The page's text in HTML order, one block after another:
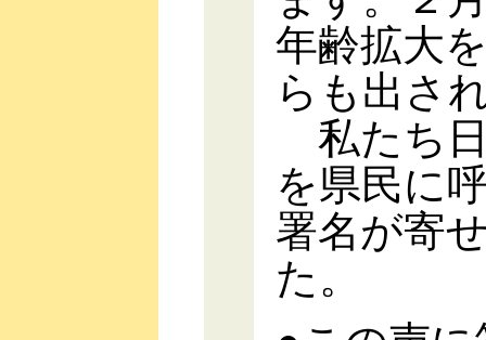
年齢拡大
らも出さ
私たち
を県民に
署名が寄
た。